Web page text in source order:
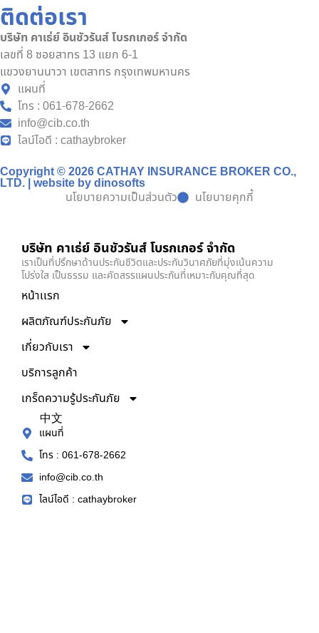
ติดต่อเรา
บริษัท คาเธ่ย์ อินชัวรันส์ โบรกเกอร์ จำกัด
เลขที่ 8 ซอยสาทร 13 แยก 6-1
แขวงยานนาวา เขตสาทร กรุงเทพมหานคร
แผนที่
โทร : 061-678-2662
info@cib.co.th
ไลน์ไอดี : cathaybroker
Copyright © 2026 CATHAY INSURANCE BROKER CO.,
LTD. | website bydinosofts
นโยบายความเป็นส่วนตัว
นโยบายคุกกี้
บริษัท คาเธ่ย์ อินชัวรันส์ โบรกเกอร์ จำกัด
เราเป็นที่ปรึกษาด้านประกันชีวิตและประกันวินาศภัยที่มุ่งเน้นความ
โปร่งใส เป็นธรรม และคัดสรรแผนประกันที่เหมาะกับคุณที่สุด
หน้าเเรก
ผลิตภัณฑ์ประกันภัย
เกี่ยวกับเรา
บริการลูกค้า
เกร็ดความรู้ประกันภัย
ZN
แผนที่
โทร : 061-678-2662
info@cib.co.th
ไลน์ไอดี : cathaybroker